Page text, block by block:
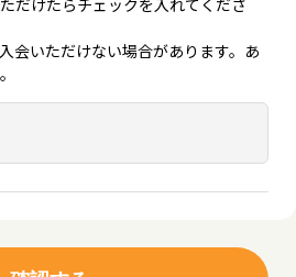
だけたらチェックを入れてくださ
会いただけない場合があります。あ